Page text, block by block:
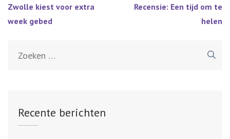
Bericht
navigatie
Zwolle kiest voor extra
week gebed
Recensie: Een tijd om te
helen
Recente berichten